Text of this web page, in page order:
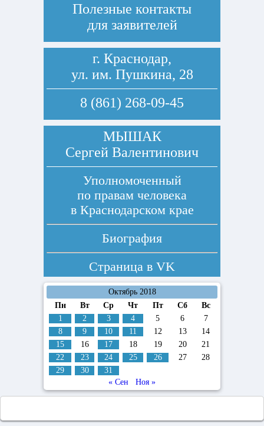
Полезные контакты
для заявителей
г. Краснодар,
ул. им. Пушкина, 28
8 (861) 268-09-45
МЫШАК
Сергей Валентинович
Уполномоченный
по правам человека
в Краснодарском крае
Биография
Страница в VK
Октябрь 2018
Пн
Вт Ср Чт Пт Сб
Вс
1
2 3 4 5 6
7
8
9 10 11 12 13
14
15
16 17 18 19 20
21
22
23 24 25 26 27
28
29
30
31
« Сен
Ноя »